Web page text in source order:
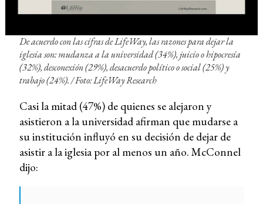
De acuerdo con las cifras de LifeWay, las razones para dejar la
iglesia son: mudanza a la universidad (34%), juicio o hipocresía
(32%), desconexión (29%), desacuerdo político o social (25%) y
trabajo (24%). / Foto: LifeWay Research
Casi la mitad (47%) de quienes se alejaron y
asistieron a la universidad afirman que mudarse a
su institución influyó en su decisión de dejar de
asistir a la iglesia por al menos un año. McConnel
dijo: